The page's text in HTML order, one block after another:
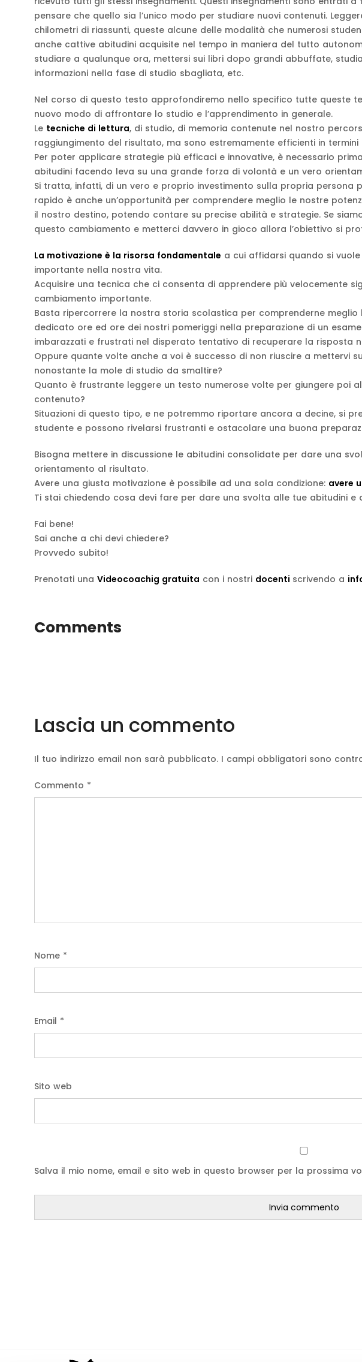
pensare che quello sia l’unico modo per studiare nuovi contenuti.
chilometri di riassunti, queste alcune delle modalità che numerosi
anche cattive abitudini acquisite nel tempo in maniera del tutto
studiare a qualunque ora, mettersi sui libri dopo grandi abbuffate,
informazioni nella fase di studio sbagliata, etc.
Nel corso di questo testo approfondiremo nello specifico tutte queste
nuovo modo di affrontare lo studio e l’apprendimento in generale.
Le tecniche di lettura, di studio, di memoria contenute nel nostro
raggiungimento del risultato, ma sono estremamente efficienti in
Per poter applicare strategie più efficaci e innovative, è necessario
abitudini facendo leva su una grande forza di volontà e un vero
Si tratta, infatti, di un vero e proprio investimento sulla propria persona
rapido è anche un’opportunità per comprendere meglio le nostre
il nostro destino, potendo contare su precise abilità e strategie. Se
questo cambiamento e metterci davvero in gioco allora l’obiettivo si
La motivazione è la risorsa fondamentale a cui affidarsi quando si
importante nella nostra vita.
Acquisire una tecnica che ci consenta di apprendere più velocemente
cambiamento importante.
Basta ripercorrere la nostra storia scolastica per comprenderne
dedicato ore ed ore dei nostri pomeriggi nella preparazione di un
imbarazzati e frustrati nel disperato tentativo di recuperare la risposta
Oppure quante volte anche a voi è successo di non riuscire a mettervi
nonostante la mole di studio da smaltire?
Quanto è frustrante leggere un testo numerose volte per giungere poi
contenuto?
Situazioni di questo tipo, e ne potremmo riportare ancora a decine, si
studente e possono rivelarsi frustranti e ostacolare una buona
Bisogna mettere in discussione le abitudini consolidate per dare una
orientamento al risultato.
Avere una giusta motivazione è possibile ad una sola condizione: avere
Ti stai chiedendo cosa devi fare per dare una svolta alle tue abitudini e
Fai bene!
Sai anche a chi devi chiedere?
Provvedo subito!
Prenotati una Videocoachig gratuita con i nostri docenti scrivendo a
Comments
Lascia un commento
Il tuo indirizzo email non sarà pubblicato. I campi obbligatori sono
Commento *
Nome *
Email *
Sito web
Salva il mio nome, email e sito web in questo browser per la prossima